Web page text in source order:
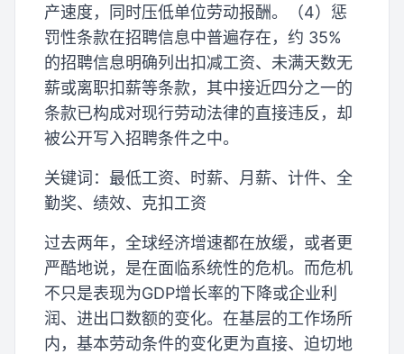
产速度，同时压低单位劳动报酬。（4）惩
罚性条款在招聘信息中普遍存在，约 35%
的招聘信息明确列出扣减工资、未满天数无
薪或离职扣薪等条款，其中接近四分之一的
条款已构成对现行劳动法律的直接违反，却
被公开写入招聘条件之中。
关键词：最低工资、时薪、月薪、计件、全
勤奖、绩效、克扣工资
过去两年，全球经济增速都在放缓，或者更
严酷地说，是在面临系统性的危机。而危机
不只是表现为GDP增长率的下降或企业利
润、进出口数额的变化。在基层的工作场所
内，基本劳动条件的变化更为直接、迫切地